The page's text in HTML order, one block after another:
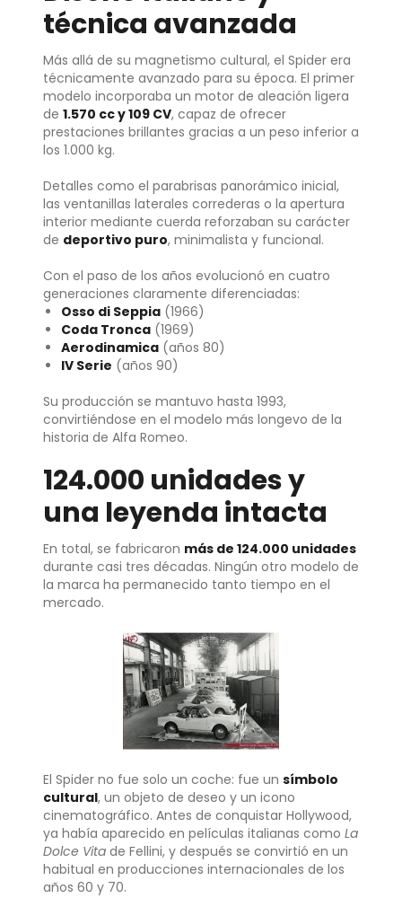
técnica avanzada
Más allá de su magnetismo cultural, el Spider era
técnicamente avanzado para su época. El primer
modelo incorporaba un motor de aleación ligera
de 1.570 cc y 109 CV, capaz de ofrecer
prestaciones brillantes gracias a un peso inferior a
los 1.000 kg.
Detalles como el parabrisas panorámico inicial,
las ventanillas laterales correderas o la apertura
interior mediante cuerda reforzaban su carácter
de deportivo puro, minimalista y funcional.
Con el paso de los años evolucionó en cuatro
generaciones claramente diferenciadas:
Osso di Seppia (1966)
Coda Tronca (1969)
Aerodinamica (años 80)
IV Serie (años 90)
Su producción se mantuvo hasta 1993,
convirtiéndose en el modelo más longevo de la
historia de Alfa Romeo.
124.000 unidades y
una leyenda intacta
En total, se fabricaron más de 124.000 unidades
durante casi tres décadas. Ningún otro modelo de
la marca ha permanecido tanto tiempo en el
mercado.
El Spider no fue solo un coche: fue un símbolo
cultural, un objeto de deseo y un icono
cinematográfico. Antes de conquistar Hollywood,
ya había aparecido en películas italianas como La
Dolce Vita de Fellini, y después se convirtió en un
habitual en producciones internacionales de los
años 60 y 70.